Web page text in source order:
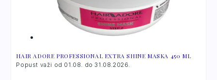
HAIR ADORE PROFESSIONAL EXTRA SHINE MASKA 450 ML
Popust važi od 01.08. do 31.08.2026.